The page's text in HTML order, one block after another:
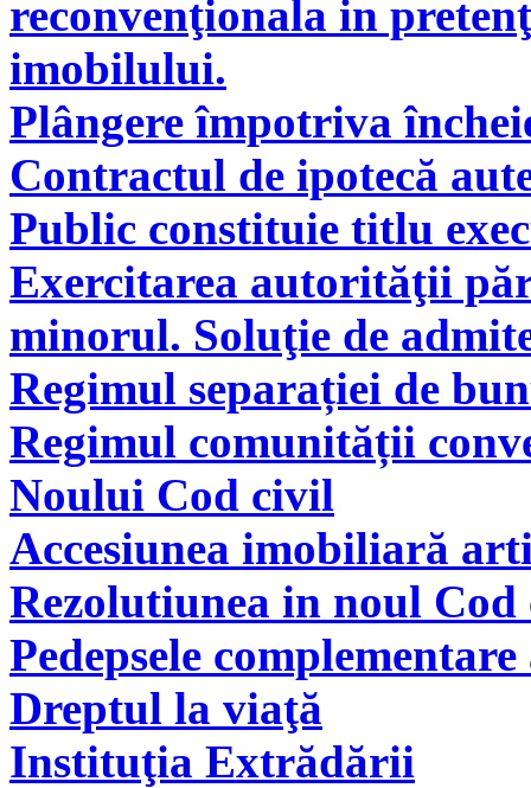
reconvenţionala in
imobilului.
Plângere împotriva
Contractul de ipotecă
Public constituie titlu
Exercitarea autorităţii
minorul. Soluţie de
Regimul separației de
Regimul comunității
Noului Cod civil
Accesiunea imobiliară
Rezolutiunea in noul
Pedepsele
Dreptul la viaţă
Instituţia Extrădării